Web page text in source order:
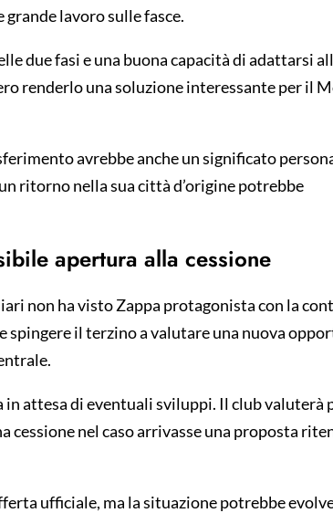
lavoro sulle fasce.
due fasi e una buona capacità di adattarsi
renderlo una soluzione interessante per il
avrebbe anche un significato
ritorno nella sua città d’origine potrebbe
apertura alla cessione
non ha visto Zappa protagonista con la
spingere il terzino a valutare una nuova
in attesa di eventuali sviluppi. Il club valuterà
cessione nel caso arrivasse una proposta
ufficiale, ma la situazione potrebbe